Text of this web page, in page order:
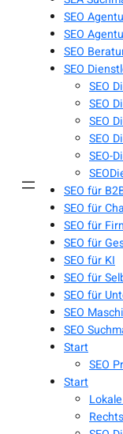
SEO
SEO
SEO
SEO
SEO
SEO
SEO
SEO
SEO-
SEO für
SEO für
SEO für
SEO für
SEO für KI
SEO für
SEO für
SEO
SEO
Start
SEO
Start